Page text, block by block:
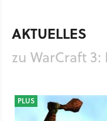
AKTUELLES
zu WarCraft
PLUS